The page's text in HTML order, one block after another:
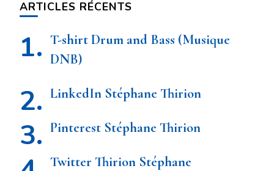
ARTICLES RÉCENTS
T-shirt Drum and Bass (Musique
DNB)
LinkedIn Stéphane Thirion
Pinterest Stéphane Thirion
Twitter Thirion Stéphane